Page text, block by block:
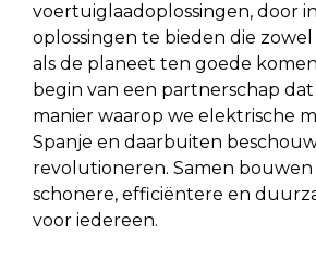
voertuiglaadoplossingen, door
oplossingen te bieden die
als de planeet ten goede
begin van een partnerschap
manier waarop we elektrische
Spanje en daarbuiten
revolutioneren. Samen bouwen
schonere, efficiëntere en
voor iedereen.